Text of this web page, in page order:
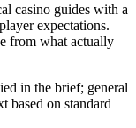
casino guides with a
expectations.
from what actually
in the brief; general
based on standard